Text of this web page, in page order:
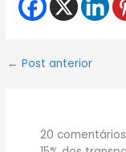
← Post anterior
20